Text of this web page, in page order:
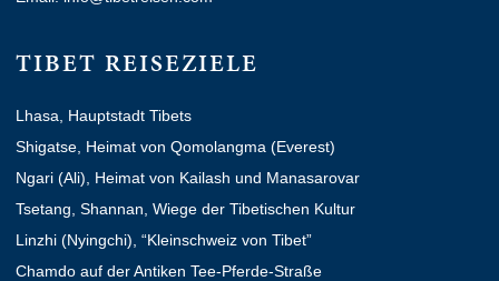
TIBET REISEZIELE
Lhasa, Hauptstadt Tibets
Shigatse, Heimat von Qomolangma (Everest)
Ngari (Ali), Heimat von Kailash und Manasarovar
Tsetang, Shannan, Wiege der Tibetischen Kultur
Linzhi (Nyingchi), “Kleinschweiz von Tibet”
Chamdo auf der Antiken Tee-Pferde-Straße